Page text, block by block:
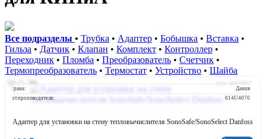
Все подразделы • Трубка • Адаптер • Бобышка • Вставка •
Гильза • Датчик • Клапан • Комплект • Контроллер •
Переходник • Пломба • Преобразователь • Счетчик •
Термопреобразователь • Термостат • Устройство • Шайба
Арт: 1027357
Страна:
Дания
Арт.производителя:
014U4070
Адаптер для установки на стену тепловычислителя SonoSafe/SonoSelect Danfoss